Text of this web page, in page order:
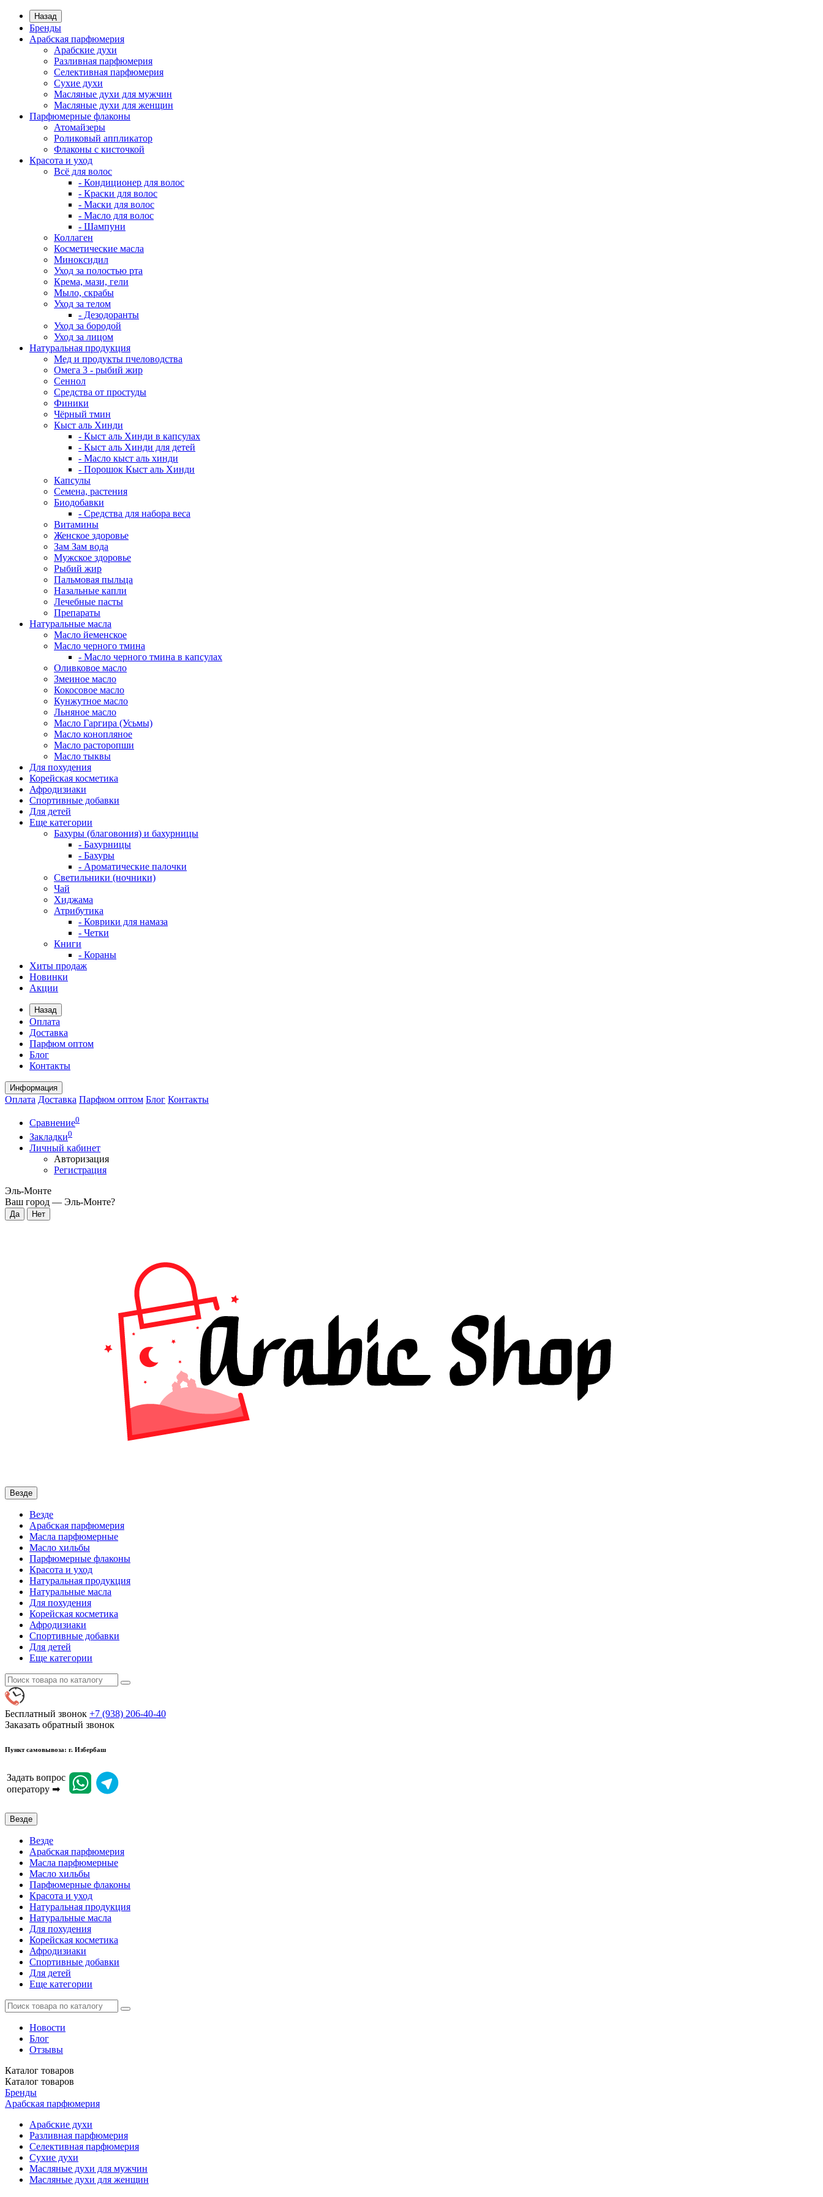
Назад
Бренды
Арабская парфюмерия
Арабские духи
Разливная парфюмерия
Селективная парфюмерия
Сухие духи
Масляные духи для мужчин
Масляные духи для женщин
Парфюмерные флаконы
Атомайзеры
Роликовый аппликатор
Флаконы с кисточкой
Красота и уход
Всё для волос
- Кондиционер для волос
- Краски для волос
- Маски для волос
- Масло для волос
- Шампуни
Коллаген
Косметические масла
Миноксидил
Уход за полостью рта
Крема, мази, гели
Мыло, скрабы
Уход за телом
- Дезодоранты
Уход за бородой
Уход за лицом
Натуральная продукция
Мед и продукты пчеловодства
Омега 3 - рыбий жир
Сеннол
Средства от простуды
Финики
Чёрный тмин
Кыст аль Хинди
- Кыст аль Хинди в капсулах
- Кыст аль Хинди для детей
- Масло кыст аль хинди
- Порошок Кыст аль Хинди
Капсулы
Семена, растения
Биодобавки
- Средства для набора веса
Витамины
Женское здоровье
Зам Зам вода
Мужское здоровье
Рыбий жир
Пальмовая пыльца
Назальные капли
Лечебные пасты
Препараты
Натуральные масла
Масло йеменское
Масло черного тмина
- Масло черного тмина в капсулах
Оливковое масло
Змеиное масло
Кокосовое масло
Кунжутное масло
Льняное масло
Масло Гаргира (Усьмы)
Масло конопляное
Масло расторопши
Масло тыквы
Для похудения
Корейская косметика
Афродизиаки
Спортивные добавки
Для детей
Еще категории
Бахуры (благовония) и бахурницы
- Бахурницы
- Бахуры
- Ароматические палочки
Светильники (ночники)
Чай
Хиджама
Атрибутика
- Коврики для намаза
- Четки
Книги
- Кораны
Хиты продаж
Новинки
Акции
Назад
Оплата
Доставка
Парфюм оптом
Блог
Контакты
Информация
Оплата Доставка Парфюм оптом Блог Контакты
Сравнение0
Закладки0
Личный кабинет
Авторизация
Регистрация
Эль-Монте
Ваш город — Эль-Монте?
Везде
Везде
Арабская парфюмерия
Масла парфюмерные
Масло хильбы
Парфюмерные флаконы
Красота и уход
Натуральная продукция
Натуральные масла
Для похудения
Корейская косметика
Афродизиаки
Спортивные добавки
Для детей
Еще категории
Бесплатный звонок +7 (938) 206-40-40
Заказать обратный звонок
Пункт самовывоза: г. Избербаш
Задать вопрос
оператору ➡
Везде
Везде
Арабская парфюмерия
Масла парфюмерные
Масло хильбы
Парфюмерные флаконы
Красота и уход
Натуральная продукция
Натуральные масла
Для похудения
Корейская косметика
Афродизиаки
Спортивные добавки
Для детей
Еще категории
Новости
Блог
Отзывы
Каталог товаров
Каталог товаров
Бренды
Арабская парфюмерия
Арабские духи
Разливная парфюмерия
Селективная парфюмерия
Сухие духи
Масляные духи для мужчин
Масляные духи для женщин